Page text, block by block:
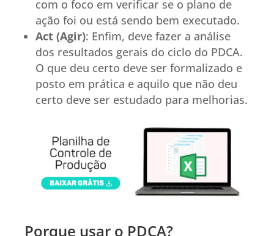
com o foco em verificar se o plano de
ação foi ou está sendo bem executado.
Act (Agir): Enfim, deve fazer a análise
dos resultados gerais do ciclo do PDCA.
O que deu certo deve ser formalizado e
posto em prática e aquilo que não deu
certo deve ser estudado para melhorias.
Porque usar o PDCA?